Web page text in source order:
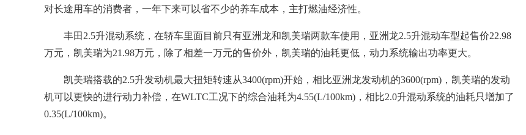
对长途用车的消费者，一年下来可以省不少的养车成本，主打燃油经济性。
丰田2.5升混动系统，在轿车里面目前只有亚洲龙和凯美瑞两款车使用，亚洲龙2.5升混动车型起售价22.98
万元，凯美瑞为21.98万元，除了相差一万元的售价外，凯美瑞的油耗更低，动力系统输出功率更大。
凯美瑞搭载的2.5升发动机最大扭矩转速从3400(rpm)开始，相比亚洲龙发动机的3600(rpm)，凯美瑞的发动
机可以更快的进行动力补偿，在WLTC工况下的综合油耗为4.55(L/100km)，相比2.0升混动系统的油耗只增加了
0.35(L/100km)。